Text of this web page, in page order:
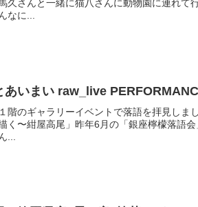
久さんと一緒に猫八さんに動物園に連れて
なに...
あいまい raw_live
階のギャラリーイベントで落語を拝見し
く〜紺屋高尾」昨年6月の「銀座檸檬落語
...